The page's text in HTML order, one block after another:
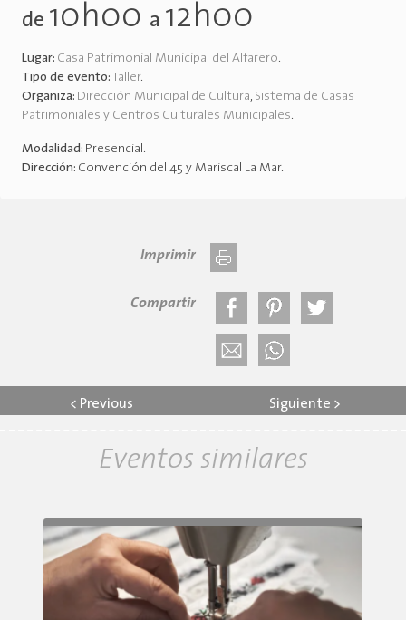
de 10h00 a 12h00
Lugar: Casa Patrimonial Municipal del Alfarero.
Tipo de evento: Taller.
Organiza: Dirección Municipal de Cultura, Sistema de Casas
Patrimoniales y Centros Culturales Municipales.
Modalidad: Presencial.
Dirección: Convención del 45 y Mariscal La Mar.
Imprimir
Compartir
< Previous Siguiente >
Eventos similares